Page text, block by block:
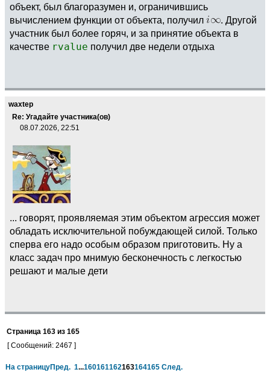
объект, был благоразумен и, ограничившись
вычислением функции от объекта, получил
. Другой
участник был более горяч, и за принятие объекта в
качестве rvalue получил две недели отдыха
waxtep
Re: Угадайте участника(ов)
08.07.2026, 22:51
... говорят, проявляемая этим объектом агрессия может
обладать исключительной побуждающей силой. Только
сперва его надо особым образом приготовить. Ну а
класс задач про мнимую бесконечность с легкостью
решают и малые дети
Страница 163 из 165
[ Сообщений: 2467 ]
На страницуПред. 1...160161162163164165 След.